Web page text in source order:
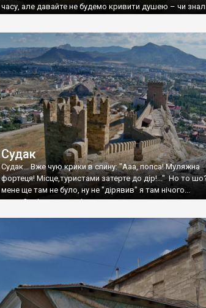
часу, але давайте не будемо кривити душею – чи
Судак
Судак... Вже чую крики в спину: "Ааа, попса! Муляжна
фортеця! Місце,туристами затерте до дір!..." Но то
мене ще там не було, ну не "дірявив" я там нічого...
принаймні до цього літа.